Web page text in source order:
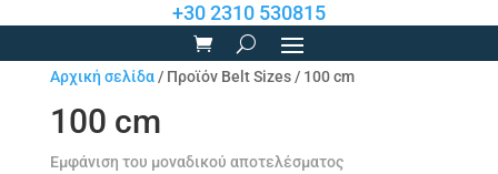
+30 2310 530815
Αρχική σελίδα/ Προϊόν Belt Sizes / 100 cm
100 cm
Εμφάνιση του μοναδικού αποτελέσματος